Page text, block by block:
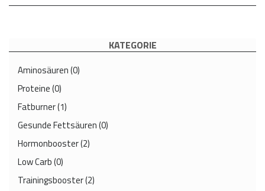
KATEGORIE
Aminosäuren(0)
Proteine(0)
Fatburner(1)
Gesunde Fettsäuren(0)
Hormonbooster(2)
Low Carb(0)
Trainingsbooster(2)